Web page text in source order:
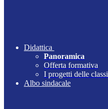
Didattica
Panoramica
Offerta formativa
I progetti delle classi
Albo sindacale